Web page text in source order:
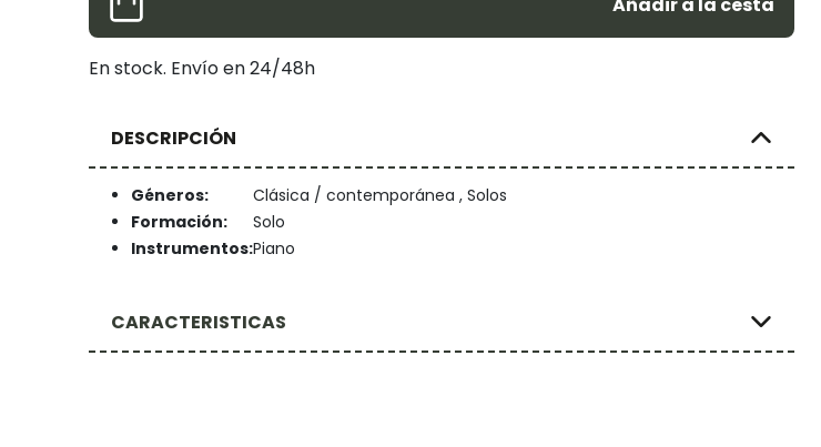
Añadir a la cesta
En stock. Envío en 24/48h
DESCRIPCIÓN
Géneros:
Clásica / contemporánea , Solos
Formación:
Solo
Instrumentos:Piano
CARACTERISTICAS